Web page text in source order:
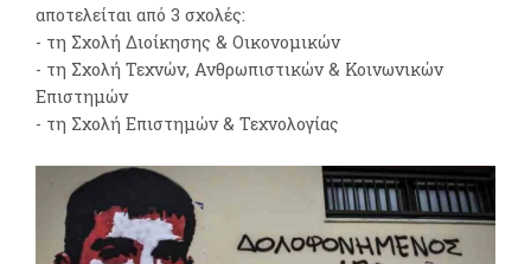
αποτελείται από 3 σχολές:
- τη Σχολή Διοίκησης & Οικονομικών
- τη Σχολή Τεχνών, Ανθρωπιστικών & Κοινωνικών
Επιστημών
- τη Σχολή Επιστημών & Τεχνολογίας